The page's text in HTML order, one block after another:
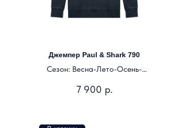
Джемпер Paul & Shark 790
Сезон: Весна-Лето-Осень-
Цвет: серый
7 900 р.